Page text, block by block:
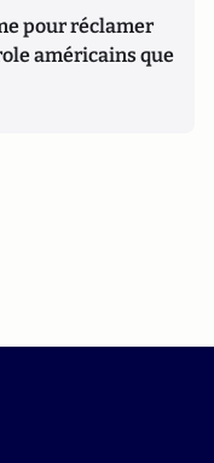
pour réclamer
américains que